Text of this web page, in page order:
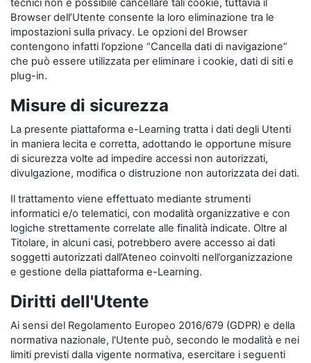
tecnici non è possibile cancellare tali cookie, tuttavia il
Browser dell’Utente consente la loro eliminazione tra le
impostazioni sulla privacy. Le opzioni del Browser
contengono infatti l’opzione “Cancella dati di navigazione”
che può essere utilizzata per eliminare i cookie, dati di siti e
plug-in.
Misure di sicurezza
La presente piattaforma e-Learning tratta i dati degli Utenti
in maniera lecita e corretta, adottando le opportune misure
di sicurezza volte ad impedire accessi non autorizzati,
divulgazione, modifica o distruzione non autorizzata dei dati.
Il trattamento viene effettuato mediante strumenti
informatici e/o telematici, con modalità organizzative e con
logiche strettamente correlate alle finalità indicate. Oltre al
Titolare, in alcuni casi, potrebbero avere accesso ai dati
soggetti autorizzati dall’Ateneo coinvolti nell’organizzazione
e gestione della piattaforma e-Learning.
Diritti dell'Utente
Ai sensi del Regolamento Europeo 2016/679 (GDPR) e della
normativa nazionale, l'Utente può, secondo le modalità e nei
limiti previsti dalla vigente normativa, esercitare i seguenti